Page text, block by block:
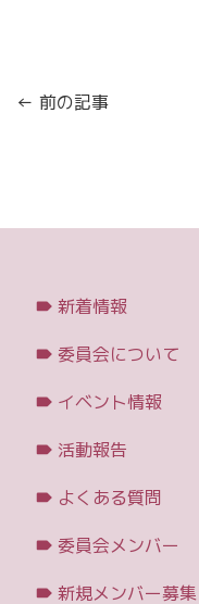
← 前の記事
新着情報
委員会について
イベント情報
活動報告
よくある質問
委員会メンバー
新規メンバー募集